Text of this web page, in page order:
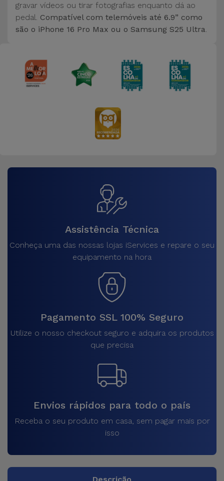
gravar vídeos ou tirar fotografias enquanto dá ao
pedal. Compatível com telemóveis até 6.9” como
são o iPhone 16 Pro Max ou o Samsung S25 Ultra.
Assistência Técnica
Conheça uma das nossas lojas iServices e repare o seu
equipamento na hora
Pagamento SSL 100% Seguro
Utilize o nosso checkout seguro e adquira os produtos
que precisa
Envios rápidos para todo o país
Receba o seu produto em casa, sem pagar mais por
isso